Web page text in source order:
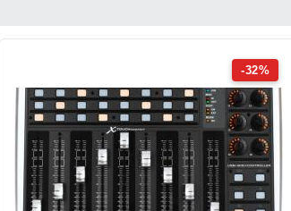
-32%